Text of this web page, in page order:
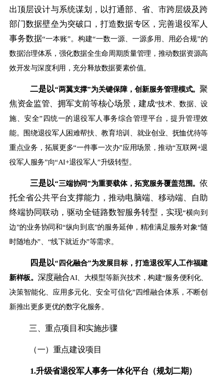
出顶层设计与系统谋划，以打通部、省、市跨层级及跨
部门数据壁垒为突破口，打造数据专区，完善退役军人
事务数据“一本账”。构建“一数一源、一源多用、用必合规”的
数据治理体系，强化数据全生命周期质量管理，推动数据资源高
效开发与深度利用，充分释放数据要素价值。
二是以“两翼支撑”为关键保障，创新服务管理模式。聚
焦资金监管、拥军支前等核心场景，建成“技术、数据、设
施、安全”四统一的退役军人事务综合管理平台，提升管理效
能。围绕退役军人困难帮扶、教育培训、就业创业、抚恤优待等
重点业务，拓展更多“一件事一次办”应用场景，推动“互联网+退
役军人服务”向“AI+退役军人”升级转型。
三是以“三端协同”为重要载体，拓宽服务覆盖范围。依
托全省公共平台支撑能力，推动电脑端、移动端、自助
终端协同联动，驱动全链路数智服务转型，实现“横向到
边”的业务协同和“纵向到底”的服务延伸，精准满足服务对象“随
时随地办”、“线下就近办”等需求。
四是以“四化融合”为发展目标，打造退役军人工作福建
新样板。 深度融合AI、大模型等新兴技术，构建“服务便利化、
决策智能化、应用多元化、安全可信化”四维融合体系，不断创
新推出更多更优的数字化服务。
三、重点项目和实施步骤
（一）重点建设项目
1.升级省退役军人事务一体化平台（规划二期）